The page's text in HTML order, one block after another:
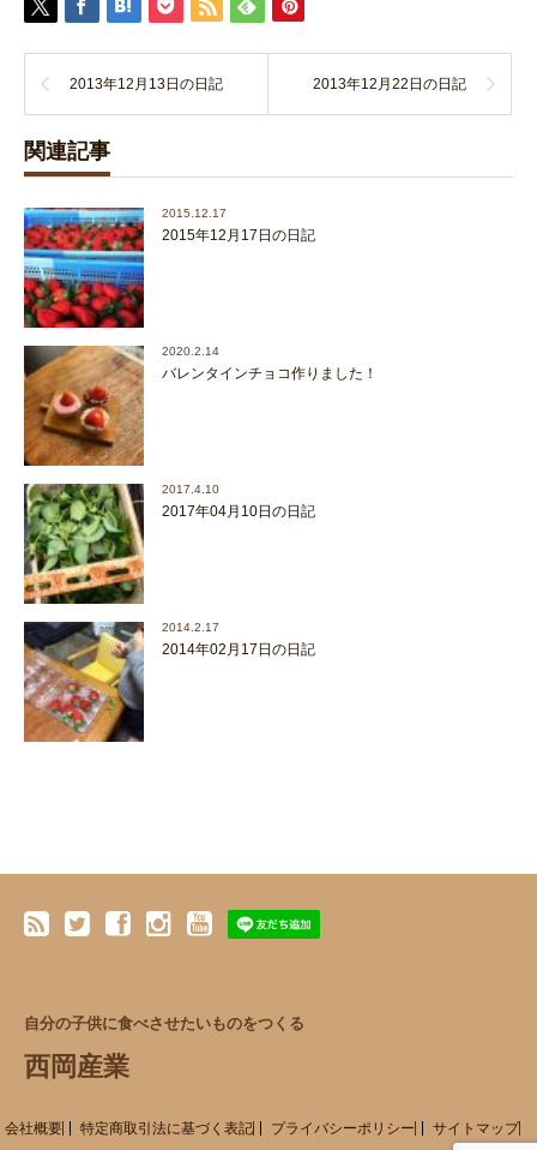
2013年12月13日の日記 2013年12月22日の日記
関連記事
2015.12.17
2015年12月17日の日記
2020.2.14
バレンタインチョコ作りました！
2017.4.10
2017年04月10日の日記
2014.2.17
2014年02月17日の日記
自分の子供に食べさせたいものをつくる
西岡産業
会社概要 特定商取引法に基づく表記 プライバシーポリシー サイトマップ